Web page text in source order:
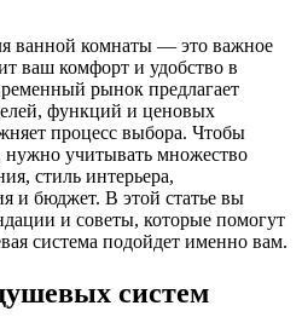
ванной комнаты — это важное
ваш комфорт и удобство в
рынок предлагает
функций и ценовых
процесс выбора. Чтобы
нужно учитывать множество
стиль интерьера,
и бюджет. В этой статье вы
и советы, которые помогут
система подойдет именно вам.
систем